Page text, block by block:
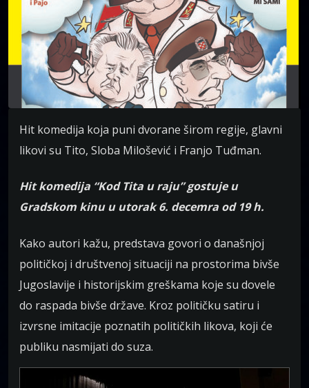
Hit komedija koja puni dvorane širom regije, glavni
likovi su Tito, Sloba Milošević i Franjo Tuđman.
Hit komedija “Kod Tita u raju” gostuje u
Gradskom kinu u utorak 6. decemra od 19 h.
Kako autori kažu, predstava govori o današnjoj
političkoj i društvenoj situaciji na prostorima bivše
Jugoslavije i historijskim greškama koje su dovele
do raspada bivše države. Kroz političku satiru i
izvrsne imitacije poznatih političkih likova, koji će
publiku nasmijati do suza.